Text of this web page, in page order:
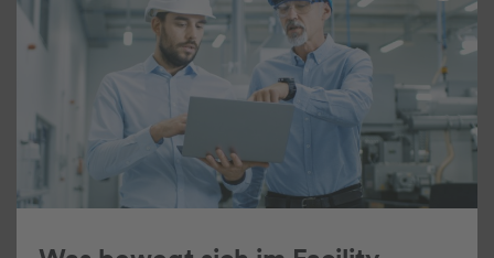
Beratung anfragen
Aufgaben des Arbeitsschutzes, die
unmittelbar in die
Betreiberverantwortung fallen